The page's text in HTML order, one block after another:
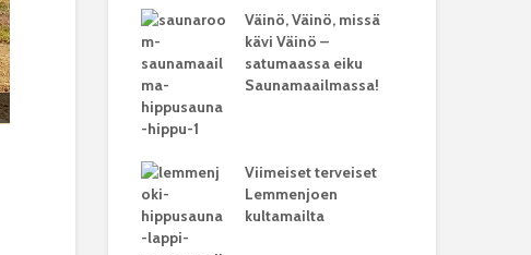
Väinö, Väinö, missä
kävi Väinö –
satumaassa eiku
Saunamaailmassa!
Viimeiset terveiset
Lemmenjoen
kultamailta